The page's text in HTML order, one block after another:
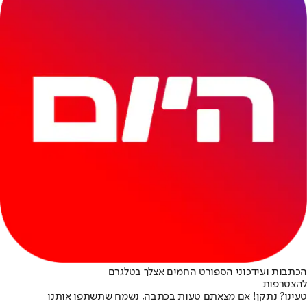
הכתבות ועידכוני הספורט החמים אצלך בטלגרם
להצטרפות
טעינו? נתקן! אם מצאתם טעות בכתבה, נשמח שתשתפו אותנו